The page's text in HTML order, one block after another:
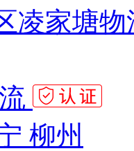
凌家塘
柳州